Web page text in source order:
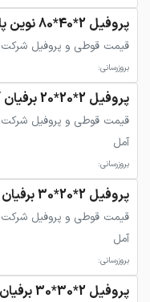
پروفیل 2*40*80 نوین پارسیان جنوب
قیمت قوطی و پروفیل شرکت
بروزرسانی:
پروفیل 2*20*20 برفیان آمل
قیمت قوطی و پروفیل شرکت
آمل
بروزرسانی:
پروفیل 2*20*30 برفیان آمل
قیمت قوطی و پروفیل شرکت
آمل
بروزرسانی:
پروفیل 2*30*30 برفیان آمل